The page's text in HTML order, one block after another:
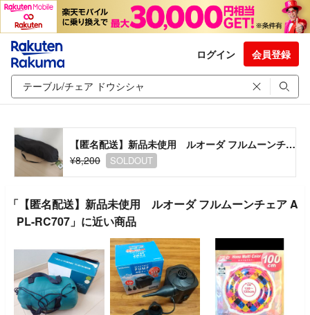
ログイン 会員登録
【匿名配送】新品未使用 ルオーダ フルムーンチェア APL-RC707
¥8,200
SOLDOUT
「【匿名配送】新品未使用 ルオーダ フルムーンチェア A
PL-RC707」に近い商品